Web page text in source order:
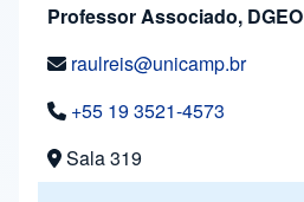
Professor Associado, DGEO
raulreis@unicamp.br
+55 19 3521-4573
Sala 319